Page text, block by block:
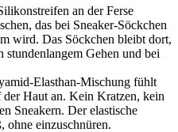
an der Ferse
das bei Sneaker-Söckchen
wird. Das Söckchen bleibt dort,
stundenlangem Gehen und bei
Elasthan-Mischung fühlt
der Haut an. Kein Kratzen, kein
Sneakern. Der elastische
ohne einzuschnüren.